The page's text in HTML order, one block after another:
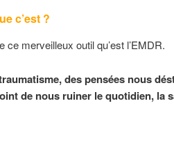
c’est ?
merveilleux outil qu’est l’EMDR.
des pensées nous
de nous ruiner le quotidien, la